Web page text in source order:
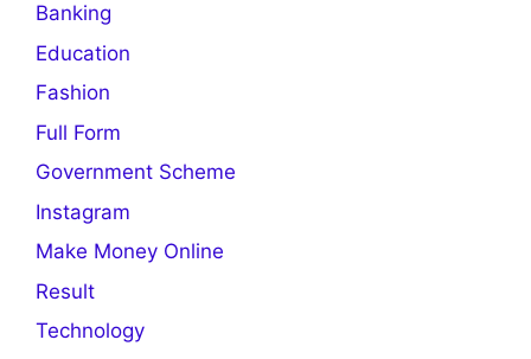
Banking
Education
Fashion
Full Form
Government Scheme
Instagram
Make Money Online
Result
Technology